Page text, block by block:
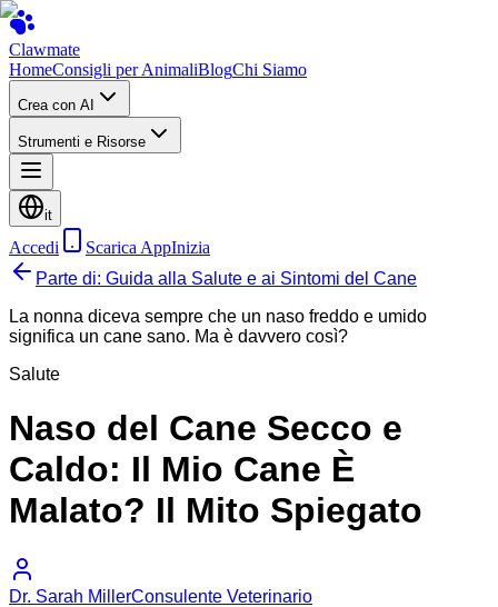
Clawmate
HomeConsigli per AnimaliBlogChi Siamo
Crea con AI
Strumenti e Risorse
it
Accedi Scarica AppInizia
Parte di: Guida alla Salute e ai Sintomi del Cane
La nonna diceva sempre che un naso freddo e umido
significa un cane sano. Ma è davvero così?
Salute
Naso del Cane Secco e
Caldo: Il Mio Cane È
Malato? Il Mito Spiegato
Dr. Sarah MillerConsulente Veterinario